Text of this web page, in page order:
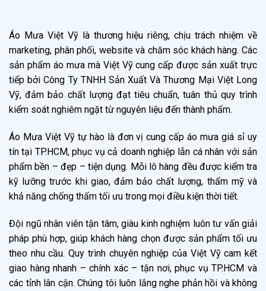
Áo Mưa Việt Vỹ là thương hiệu riêng, chịu trách nhiệm về
marketing, phân phối, website và chăm sóc khách hàng. Các
sản phẩm áo mưa mà Việt Vỹ cung cấp được sản xuất trực
tiếp bởi Công Ty TNHH Sản Xuất Và Thương Mại Việt Long
Vỹ, đảm bảo chất lượng đạt tiêu chuẩn, tuân thủ quy trình
kiểm soát nghiêm ngặt từ nguyên liệu đến thành phẩm.
Áo Mưa Việt Vỹ tự hào là đơn vị cung cấp áo mưa giá sỉ uy
tín tại TP.HCM, phục vụ cả doanh nghiệp lẫn cá nhân với sản
phẩm bền – đẹp – tiện dụng. Mỗi lô hàng đều được kiểm tra
kỹ lưỡng trước khi giao, đảm bảo chất lượng, thẩm mỹ và
khả năng chống thấm tối ưu trong mọi điều kiện thời tiết.
Đội ngũ nhân viên tận tâm, giàu kinh nghiệm luôn tư vấn giải
pháp phù hợp, giúp khách hàng chọn được sản phẩm tối ưu
theo nhu cầu. Quy trình chuyên nghiệp của Việt Vỹ cam kết
giao hàng nhanh – chính xác – tận nơi, phục vụ TP.HCM và
các tỉnh lân cận. Chúng tôi luôn lắng nghe phản hồi và không